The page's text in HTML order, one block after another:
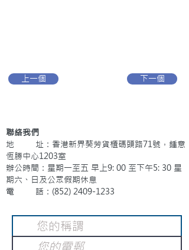
上一個 下一個
聯絡我們
地 址：香港新界葵芳貨櫃碼頭路71號，鍾意
恆勝中心1203室
辦公時間：星期一至五 早上9: 00 至下午5: 30 星
期六、日及公眾假期休息
電 話：(852) 2409-1233